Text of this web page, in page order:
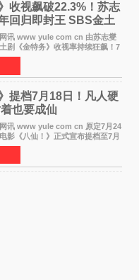
收视飙破22.3%！苏志
回归即封王 SBS金土
生
www yule com cn 由苏志燮
剧《金特务》收视率持续狂飙！7
6集全国平均收视率高达22 3%，
26 4%，不仅再度刷新自身纪
段
提档7月18日！凡人硬
也要成仙
yule com cn 原定7月24
影《八仙！》正式宣布提档至7月
动画大片将八仙过海，各显神通
DNA里的俗语玩出了新花样——影